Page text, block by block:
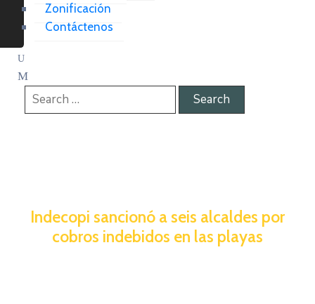
Zonificación
Contáctenos
Indecopi sancionó a seis alcaldes por
cobros indebidos en las playas